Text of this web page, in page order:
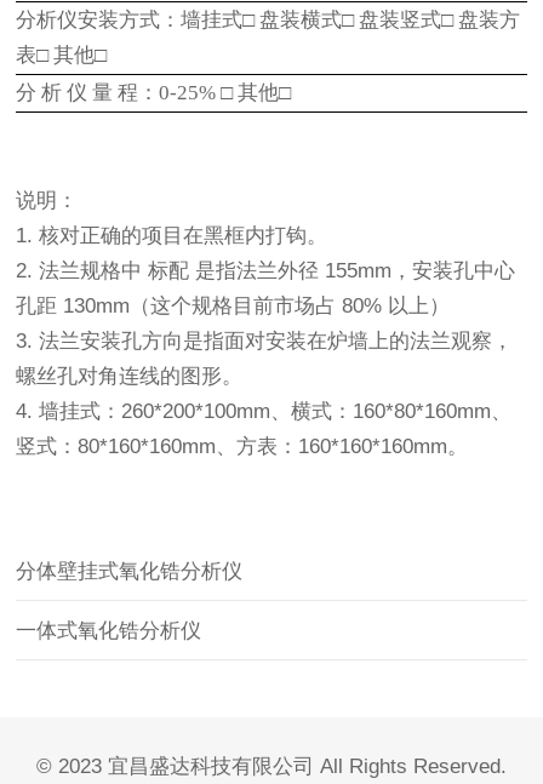
分析仪安装方式：墙挂式□ 盘装横式□ 盘装竖式□ 盘装方
表□ 其他□
分 析 仪 量 程：0-25% □ 其他□
说明：
1. 核对正确的项目在黑框内打钩。
2. 法兰规格中 标配 是指法兰外径 155mm，安装孔中心
孔距 130mm（这个规格目前市场占 80% 以上）
3. 法兰安装孔方向是指面对安装在炉墙上的法兰观察，
螺丝孔对角连线的图形。
4. 墙挂式：260*200*100mm、横式：160*80*160mm、
竖式：80*160*160mm、方表：160*160*160mm。
分体壁挂式氧化锆分析仪
一体式氧化锆分析仪
© 2023 宜昌盛达科技有限公司 All Rights Reserved.